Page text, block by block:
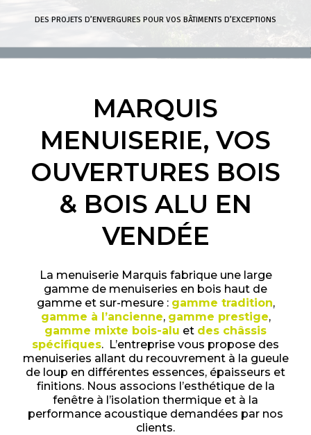
DES PROJETS D’ENVERGURES POUR VOS BÂTIMENTS D’EXCEPTIONS
MARQUIS
MENUISERIE, VOS
OUVERTURES BOIS
& BOIS ALU EN
VENDÉE
La menuiserie Marquis fabrique une large
gamme de menuiseries en bois haut de
gamme et sur-mesure : gamme tradition,
gamme à l’ancienne, gamme prestige,
gamme mixte bois-alu et des châssis
spécifiques. L’entreprise vous propose des
menuiseries allant du recouvrement à la gueule
de loup en différentes essences, épaisseurs et
finitions. Nous associons l’esthétique de la
fenêtre à l’isolation thermique et à la
performance acoustique demandées par nos
clients.